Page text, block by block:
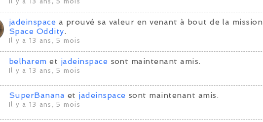
jadeinspace a prouvé sa valeur en venant à bout de la mission
Space Oddity.
Il y a 13 ans, 5 mois
belharem et jadeinspace sont maintenant amis.
Il y a 13 ans, 5 mois
SuperBanana et jadeinspace sont maintenant amis.
Il y a 13 ans, 5 mois